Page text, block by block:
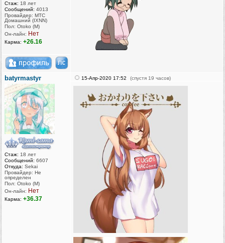
Стаж: 18 лет
Сообщений: 4013
Провайдер: МТС
Домашний (IXNN)
Пол: Otoko (M)
Он-лайн: Нет
Карма: +26.16
batyrmastyr
Стаж: 18 лет
Сообщений: 6607
Откуда: Sekai
Провайдер: Не
определен
Пол: Otoko (M)
Он-лайн: Нет
Карма: +36.37
15-Апр-2020 17:52 (спустя 19 часов)